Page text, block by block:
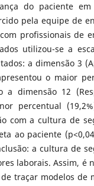
do paciente
pela equipe de
profissionais de
utilizou-se a
a dimensão 3
o maior
a dimensão 12
percentual
com a cultura de
ao paciente
a cultura de
laborais. Assim, é
traçar modelos de